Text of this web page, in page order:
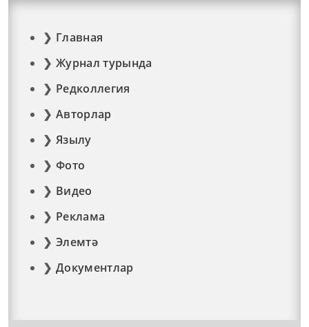
Главная
Журнал турында
Редколлегия
Авторлар
Язылу
Фото
Видео
Реклама
Элемтә
Документлар